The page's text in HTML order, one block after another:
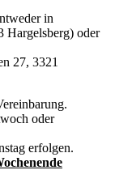
in
Hargelsberg) oder
27, 3321
oder
erfolgen.